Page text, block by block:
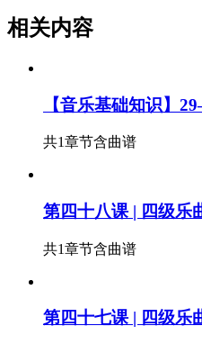
相关内容
【音乐基础知识】
共1章节含曲谱
第四十八课 | 四级
共1章节含曲谱
第四十七课 | 四级